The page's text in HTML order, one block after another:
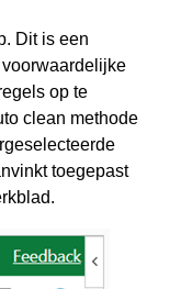
Dit is een
op te
clean methode
toegepast